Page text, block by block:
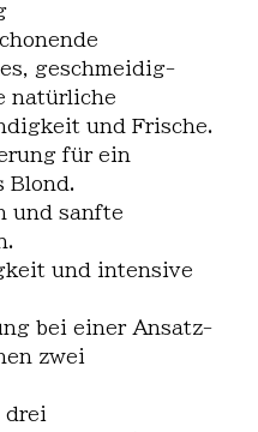
geschmeidig-
natürliche
und Frische.
für ein
Blond.
und sanfte
und intensive
bei einer Ansatz-
zwei
drei